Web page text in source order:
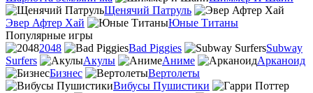
Щенячий Патруль
Эвер Афтер Хай
Юные Титаны
Популярные игры
2048
Bad Piggies
Subway
Surfers
Акулы Аниме
Арканоид
Бизнес
Вертолеты
Вибусы Пушистики